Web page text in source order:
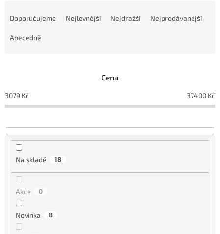
o
d
k
t
Doporučujeme Nejlevnější Nejdražší Nejprodávanější
Abecedně
Cena
3079 Kč 37400 Kč
Na skladě 18
Akce 0
Novinka 8